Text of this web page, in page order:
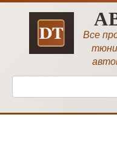
Перейти
Все
Поиск: